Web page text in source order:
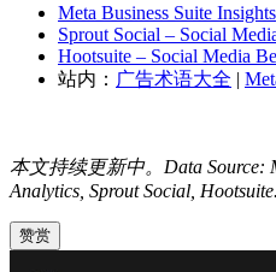
Meta Business Suite Insights
Sprout Social – Social
Hootsuite – Social Media
站内： 广告术语大全 |
本文持续更新中。Data Source:
Analytics, Sprout Social, Hootsuite.
赞赏